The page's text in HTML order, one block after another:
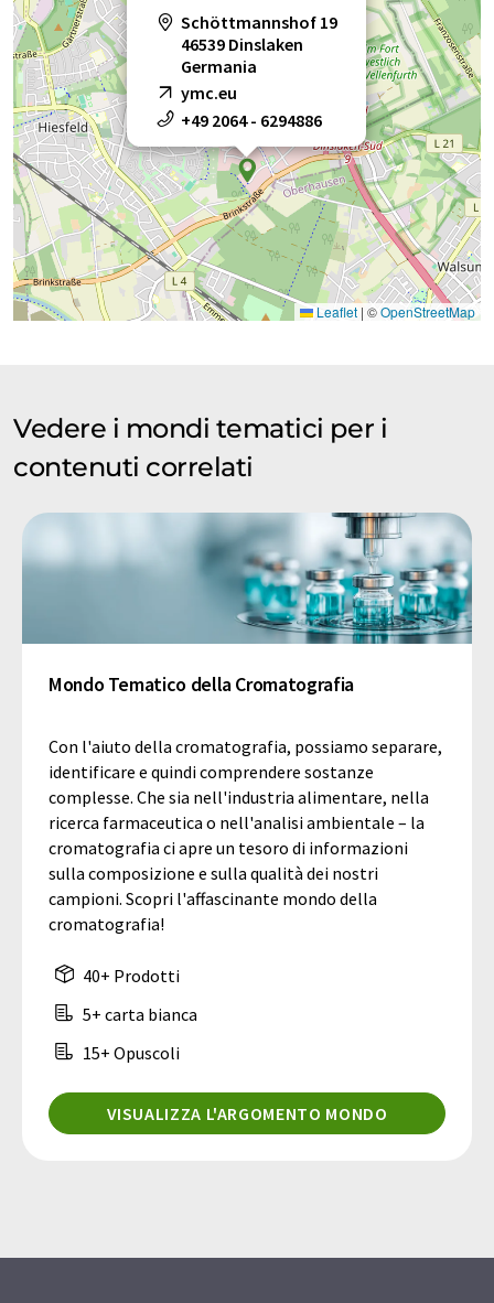
Schöttmannshof 19
46539 Dinslaken
Germania
ymc.eu
+49 2064 - 6294886
Leaflet | ©OpenStreetMap
Vedere i mondi tematici per i
contenuti correlati
Mondo Tematico della Cromatografia
Con l'aiuto della cromatografia, possiamo separare,
identificare e quindi comprendere sostanze
complesse. Che sia nell'industria alimentare, nella
ricerca farmaceutica o nell'analisi ambientale – la
cromatografia ci apre un tesoro di informazioni
sulla composizione e sulla qualità dei nostri
campioni. Scopri l'affascinante mondo della
cromatografia!
40+ Prodotti
5+ carta bianca
15+ Opuscoli
VISUALIZZA L'ARGOMENTO MONDO